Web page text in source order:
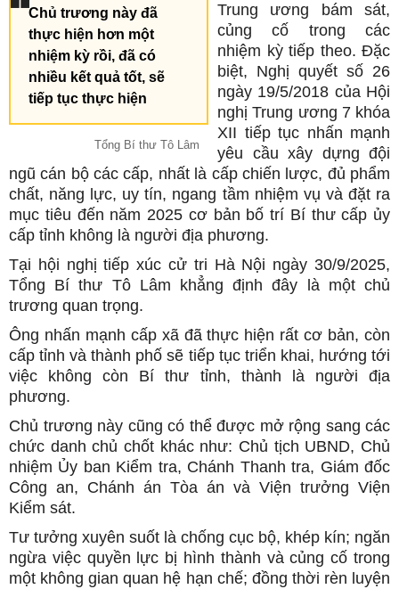
Chủ trương này đã
thực hiện hơn một
nhiệm kỳ rồi, đã có
nhiều kết quả tốt, sẽ
tiếp tục thực hiện
Tổng Bí thư Tô Lâm
Trung ương bám sát,
củng cố trong các
nhiệm kỳ tiếp theo. Đặc
biệt, Nghị quyết số 26
ngày 19/5/2018 của Hội
nghị Trung ương 7 khóa
XII tiếp tục nhấn mạnh
yêu cầu xây dựng đội
ngũ cán bộ các cấp, nhất là cấp chiến lược, đủ phẩm
chất, năng lực, uy tín, ngang tầm nhiệm vụ và đặt ra
mục tiêu đến năm 2025 cơ bản bố trí Bí thư cấp ủy
cấp tỉnh không là người địa phương.
Tại hội nghị tiếp xúc cử tri Hà Nội ngày 30/9/2025,
Tổng Bí thư Tô Lâm khẳng định đây là một chủ
trương quan trọng.
Ông nhấn mạnh cấp xã đã thực hiện rất cơ bản, còn
cấp tỉnh và thành phố sẽ tiếp tục triển khai, hướng tới
việc không còn Bí thư tỉnh, thành là người địa
phương.
Chủ trương này cũng có thể được mở rộng sang các
chức danh chủ chốt khác như: Chủ tịch UBND, Chủ
nhiệm Ủy ban Kiểm tra, Chánh Thanh tra, Giám đốc
Công an, Chánh án Tòa án và Viện trưởng Viện
Kiểm sát.
Tư tưởng xuyên suốt là chống cục bộ, khép kín; ngăn
ngừa việc quyền lực bị hình thành và củng cố trong
một không gian quan hệ hạn chế; đồng thời rèn luyện